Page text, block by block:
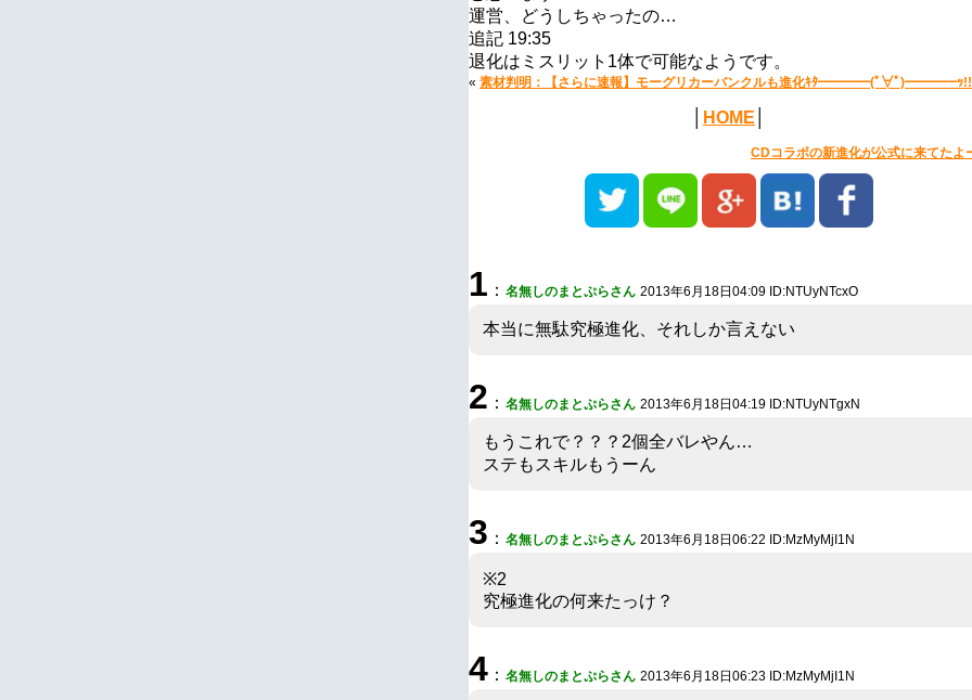
運営、どうしちゃったの…
追記 19:35
退化はミスリット1体で可能なようです。
« 素材判明：【さらに速報】モーグリカーバンクルも進化ｷﾀ━━━━(ﾟ∀ﾟ)━━━━ｯ!!
HOME
CDコラボの新進化が公式に来てたよ
1 ： 名無しのまとぷらさん 2013年6月18日04:09 ID:NTUyNTcxO
本当に無駄究極進化、それしか言えない
2 ： 名無しのまとぷらさん 2013年6月18日04:19 ID:NTUyNTgxN
もうこれで？？？2個全バレやん…
ステもスキルもうーん
3 ： 名無しのまとぷらさん 2013年6月18日06:22 ID:MzMyMjI1N
※2
究極進化の何来たっけ？
4 ： 名無しのまとぷらさん 2013年6月18日06:23 ID:MzMyMjI1N